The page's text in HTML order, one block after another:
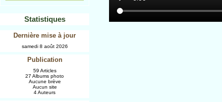
Statistiques
Dernière mise à jour
samedi 8 août 2026
Publication
59 Articles
27 Albums photo
Aucune brève
Aucun site
4 Auteurs